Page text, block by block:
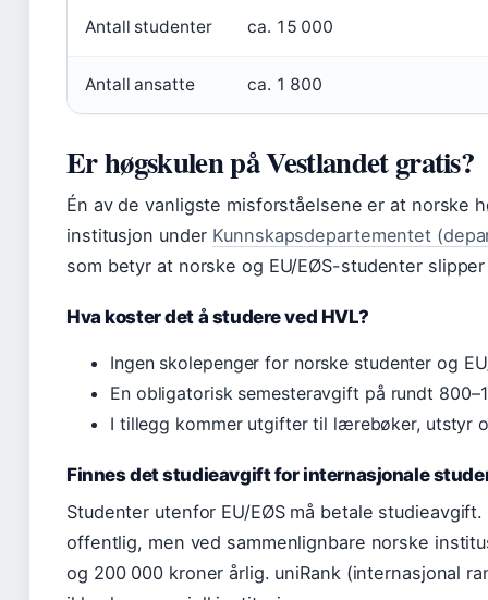
Antall studenter ca. 15 000
Antall ansatte ca. 1 800
Er høgskulen på Vestlandet gratis?
Én av de vanligste misforståelsene er at norske
institusjon under Kunnskapsdepartementet
som betyr at norske og EU/EØS-studenter
Hva koster det å studere ved HVL?
Ingen skolepenger for norske studenter og
En obligatorisk semesteravgift på rundt
I tillegg kommer utgifter til lærebøker, utstyr
Finnes det studieavgift for internasjonale
Studenter utenfor EU/EØS må betale
offentlig, men ved sammenlignbare norske
og 200 000 kroner årlig. uniRank (internasjonal